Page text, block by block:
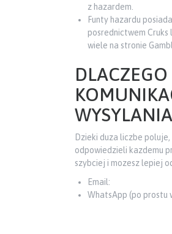
z hazardem.
Funty hazardu
posrednictwem
wiele na stronie
Dzieki duza liczbe
odpowiedzieli kazdemu
szybciej i mozesz lepiej
Email:
WhatsApp (po prostu